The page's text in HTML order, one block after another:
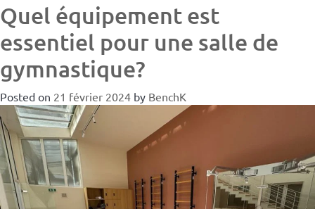
Quel équipement est
essentiel pour une salle de
gymnastique?
Posted on 21 février 2024 by BenchK